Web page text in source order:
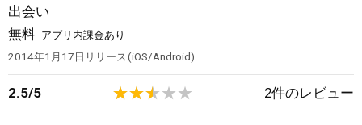
出会い
無料 アプリ内課金あり
2014年1月17日 リリース iOS/Android
2.5/5 2件のレビュー